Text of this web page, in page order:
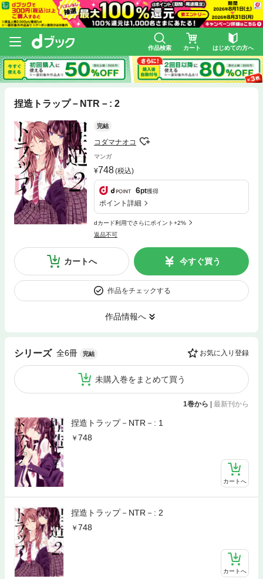
作品検索 カート はじめての方へ
捏造トラップ－NTR－: 2
完結
コダマナオコ
マンガ
748(税込)
6pt獲得
ポイント詳細
dカード利用でさらにポイント+2%
返品不可
カートへ 今すぐ買う
作品をチェックする
作品情報へ
シリーズ 全6冊 完結 お気に入り登録
未購入巻をまとめて買う
1巻から 最新刊から
捏造トラップ－NTR－: 1
748
カートへ
捏造トラップ－NTR－: 2
748
カートへ